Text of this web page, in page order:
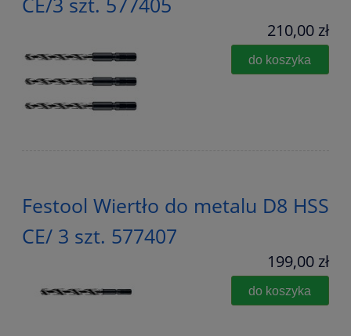
210,00 zł
do koszyka
Festool Wiertło do metalu D8 HSS
CE/ 3 szt. 577407
199,00 zł
do koszyka